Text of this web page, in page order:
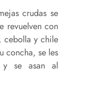
crudas se
revuelven con
cebolla y chile
concha, se les
y se asan al